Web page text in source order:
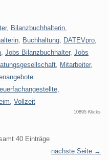
, Bilanzbuchhalterin
Buchhaltung DATEVpro
Jobs Bilanzbuchhalter, Jobs
Mitarbeiter,
Vollzeit
10895 Klicks
40 Einträge
nächste Seite →